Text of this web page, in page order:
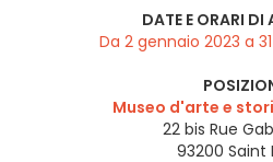
DATE E ORARI DI
Da 2 gennaio 2023 a
Museo d'arte e
22 bis Rue
93200 Saint